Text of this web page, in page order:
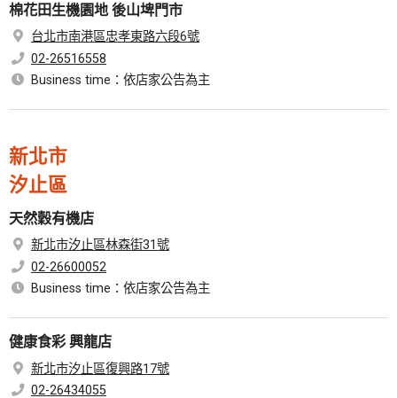
棉花田生機園地 後山埤門市
台北市南港區忠孝東路六段6號
02-26516558
Business time：依店家公告為主
新北市
汐止區
天然穀有機店
新北市汐止區林森街31號
02-26600052
Business time：依店家公告為主
健康食彩 興龍店
新北市汐止區復興路17號
02-26434055